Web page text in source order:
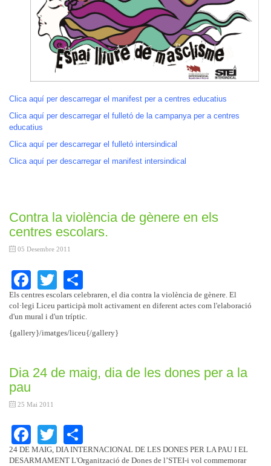
Clica aquí per descarregar el manifest per a centres educatius
Clica aquí per descarregar el fulletó de la campanya per a centres
educatius
Clica aquí per descarregar el fulletó intersindical
Clica aquí per descarregar el manifest intersindical
Contra la violència de gènere en els
centres escolars.
05 Desembre 2011
Facebook
Twitter
Els centres escolars celebraren, el dia contra la violència de gènere. El
col·legi Liceu participà molt activament en diferent actes com l'elaboració
d'un mural i d'un tríptic.
{gallery}/imatges/liceu{/gallery}
Dia 24 de maig, dia de les dones per a la
pau
25 Mai 2011
Facebook
Twitter
24 DE MAIG, DIA INTERNACIONAL DE LES DONES PER LA PAU I EL
DESARMAMENT L'Organització de Dones de l’STEI-i vol commemorar